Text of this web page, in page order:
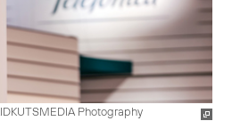
Photography